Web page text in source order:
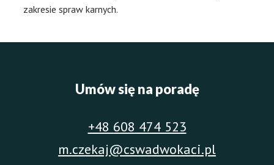
zakresie spraw karnych.
Umów się na poradę
+48 608 474 523
m.czekaj@cswadwokaci.pl